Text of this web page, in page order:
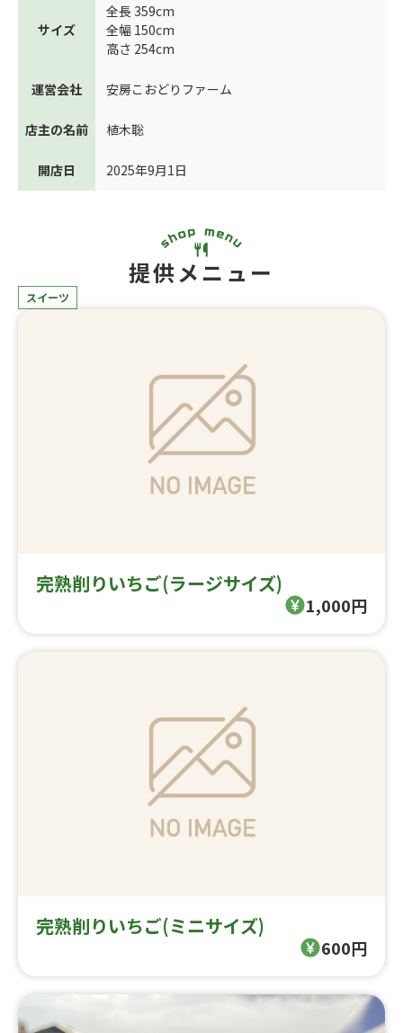
サイズ
全長 359cm
全幅 150cm
高さ 254cm
運営会社 安房こおどりファーム
店主の名前 植木聡
開店日 2025年9月1日
提供メニュー
スイーツ
完熟削りいちご(ラージサイズ)
1,000円
完熟削りいちご(ミニサイズ)
600円